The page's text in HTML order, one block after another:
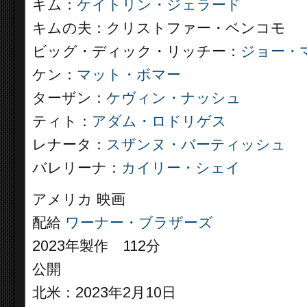
キム： ケイトリン・ジェラード
キムの夫：クリストファー・ベンコモ
ビッグ・ディック・リッチー： ジョー・
ケン： マット・ボマー
ターザン： ケヴィン・ナッシュ
ティト： アダム・ロドリゲス
レナータ： スザンヌ・バーティッシュ
バレリーナ： カイリー・シェイ
アメリカ 映画
配給 ワーナー・ブラザーズ
2023年製作 112分
公開
北米：2023年2月10日